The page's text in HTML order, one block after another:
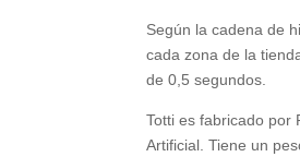
Según la cadena de
cada zona de la
de 0,5 segundos.
Totti es fabricado por
Artificial. Tiene un